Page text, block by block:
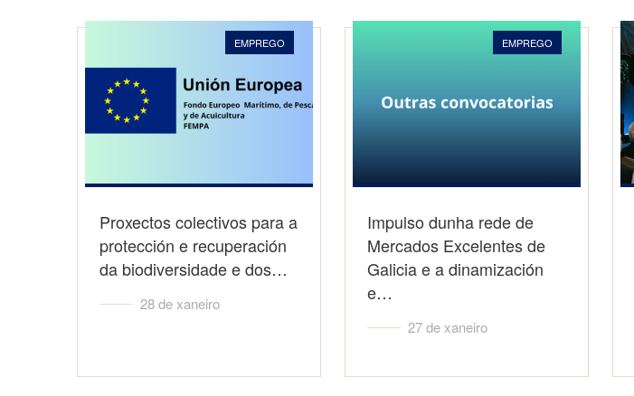
EMPREGO
Proxectos colectivos para a
protección e recuperación
da biodiversidade e dos…
28 de xaneiro
EMPREGO
Impulso dunha rede de
Mercados Excelentes de
Galicia e a dinamización
e…
27 de xaneiro